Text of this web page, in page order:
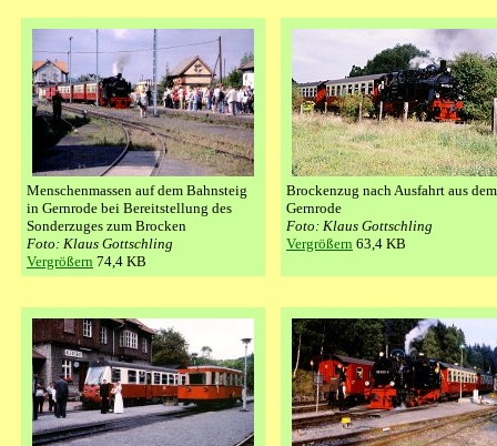
Menschenmassen auf dem Bahnsteig
in Gernrode bei Bereitstellung des
Sonderzuges zum Brocken
Foto: Klaus Gottschling
Vergrößern 74,4 KB
Brockenzug nach Ausfahrt aus
Gernrode
Foto: Klaus Gottschling
Vergrößern 63,4 KB